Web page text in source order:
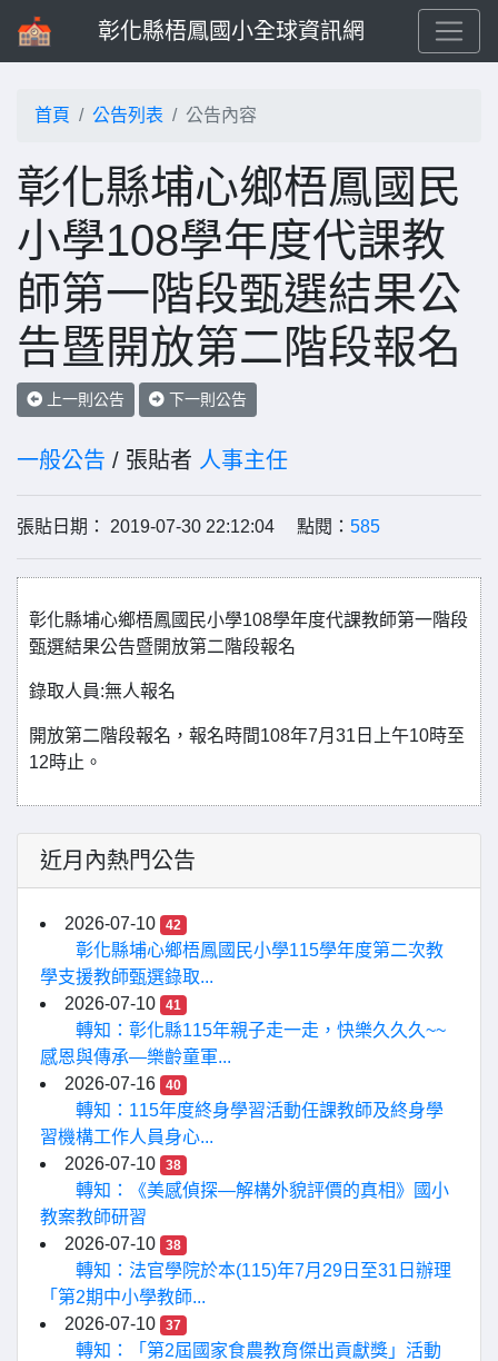
彰化縣梧鳳國小全球資訊網
首頁 公告列表 公告內容
彰化縣埔心鄉梧鳳國民
小學108學年度代課教
師第一階段甄選結果公
告暨開放第二階段報名
上一則公告 下一則公告
一般公告 / 張貼者 人事主任
張貼日期： 2019-07-30 22:12:04 點閱： 585
彰化縣埔心鄉梧鳳國民小學108學年度代課教師第一階段
甄選結果公告暨開放第二階段報名
錄取人員:無人報名
開放第二階段報名，報名時間108年7月31日上午10時至
12時止。
近月內熱門公告
2026-07-10 42
彰化縣埔心鄉梧鳳國民小學115學年度第二次教
學支援教師甄選錄取...
2026-07-10
41
轉知：彰化縣115年親子走一走，快樂久久久~~
感恩與傳承—樂齡童軍...
2026-07-16
40
轉知：115年度終身學習活動任課教師及終身學
習機構工作人員身心...
2026-07-10
38
轉知：《美感偵探—解構外貌評價的真相》國小
教案教師研習
2026-07-10
38
轉知：法官學院於本(115)年7月29日至31日辦理
「第2期中小學教師...
2026-07-10
37
轉知：「第2屆國家食農教育傑出貢獻獎」活動